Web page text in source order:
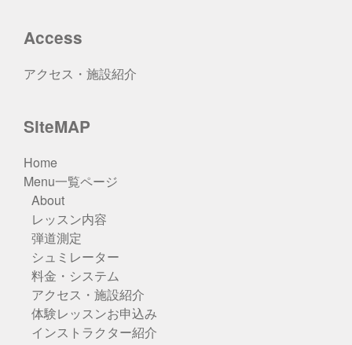
Access
アクセス・施設紹介
SiteMAP
Home
Menu一覧ページ
About
レッスン内容
弾道測定
シュミレーター
料金・システム
アクセス・施設紹介
体験レッスンお申込み
インストラクター紹介